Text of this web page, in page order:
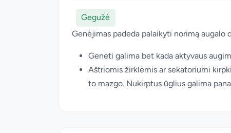
Gegužė
Genėjimas padeda palaikyti norimą augalo
Genėti galima bet kada aktyvaus
Aštriomis žirklėmis ar sekatoriumi
to mazgo. Nukirptus ūglius galima